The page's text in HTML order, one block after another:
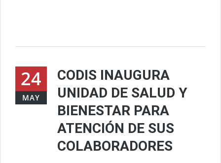
24
MAY
CODIS INAUGURA
UNIDAD DE SALUD Y
BIENESTAR PARA
ATENCIÓN DE SUS
COLABORADORES